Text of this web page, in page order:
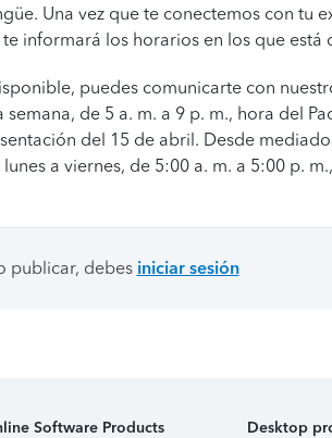
Una vez que te conectemos con tu
informará los horarios en los que está
puedes comunicarte con
de 5 a. m. a 9 p. m., hora del
del 15 de abril. Desde
a viernes, de 5:00 a. m. a 5:00 p.
publicar, debes iniciar sesión
Software Products Desktop